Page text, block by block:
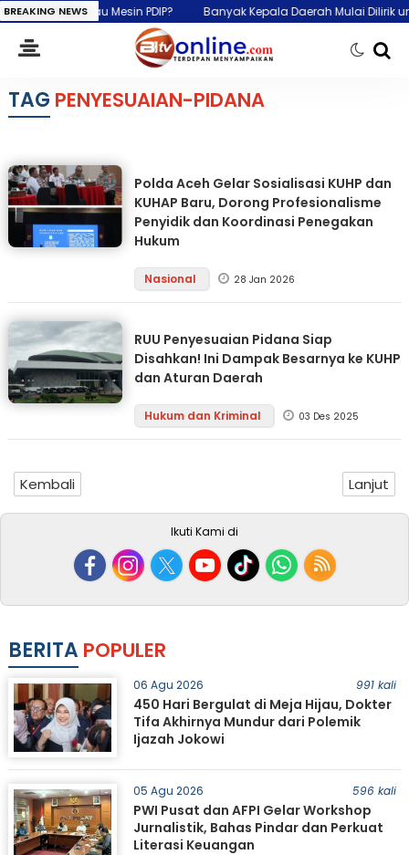
BREAKING NEWS
atau Mesin PDIP? Banyak Kepala Daerah Mulai Dilirik untuk
TAG PENYESUAIAN-PIDANA
Polda Aceh Gelar Sosialisasi KUHP dan
KUHAP Baru, Dorong Profesionalisme
Penyidik dan Koordinasi Penegakan
Hukum
Nasional 28 Jan 2026
RUU Penyesuaian Pidana Siap
Disahkan! Ini Dampak Besarnya ke KUHP
dan Aturan Daerah
Hukum dan Kriminal 03 Des 2025
Kembali Lanjut
Ikuti Kami di
BERITA POPULER
06 Agu 2026 991 kali
450 Hari Bergulat di Meja Hijau, Dokter
Tifa Akhirnya Mundur dari Polemik
Ijazah Jokowi
05 Agu 2026 596 kali
PWI Pusat dan AFPI Gelar Workshop
Jurnalistik, Bahas Pindar dan Perkuat
Literasi Keuangan